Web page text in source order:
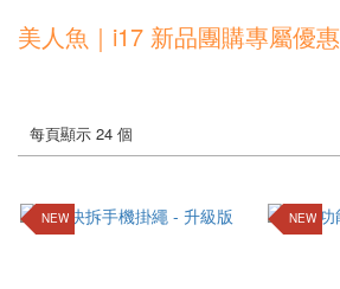
美人魚｜i17 新品團購專屬優惠
每頁顯示 24 個
NEW NEW